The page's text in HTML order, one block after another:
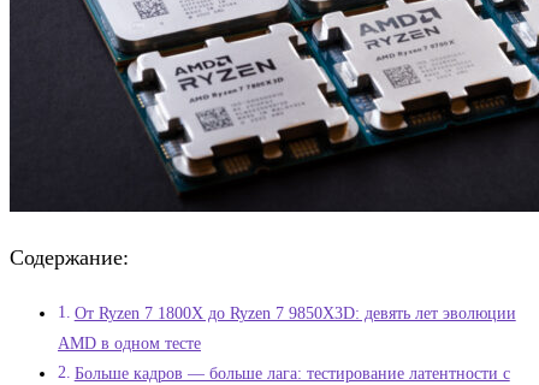
Содержание:
От Ryzen 7 1800X до Ryzen 7 9850X3D: девять лет эволюции
AMD в одном тесте
Больше кадров — больше лага: тестирование латентности с